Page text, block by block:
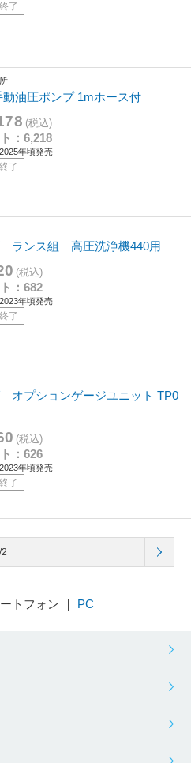
了
動油圧ポンプ 1mホース付
(税込)
：6,218
年頃発売
了
ランス組 高圧洗浄機440用
(税込)
：682
年頃発売
了
オプションゲージユニット TP0
(税込)
：626
年頃発売
了
2
トフォン ｜ PC